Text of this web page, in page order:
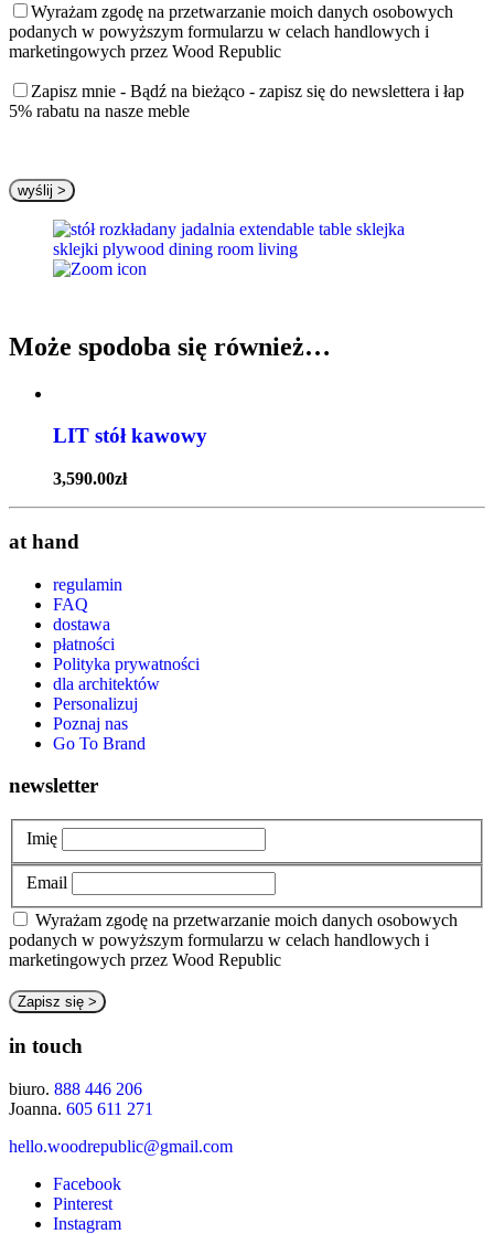
Wyrażam zgodę na przetwarzanie moich danych osobowych
podanych w powyższym formularzu w celach handlowych i
marketingowych przez Wood Republic
Zapisz mnie - Bądź na bieżąco - zapisz się do newslettera i łap
5% rabatu na nasze meble
Może spodoba się również…
LIT stół kawowy
3,590.00zł
at hand
regulamin
FAQ
dostawa
płatności
Polityka prywatności
dla architektów
Personalizuj
Poznaj nas
Go To Brand
newsletter
Imię
Email
Wyrażam zgodę na przetwarzanie moich danych osobowych
podanych w powyższym formularzu w celach handlowych i
marketingowych przez Wood Republic
in touch
biuro. 888 446 206
Joanna. 605 611 271
hello.woodrepublic@gmail.com
Facebook
Pinterest
Instagram